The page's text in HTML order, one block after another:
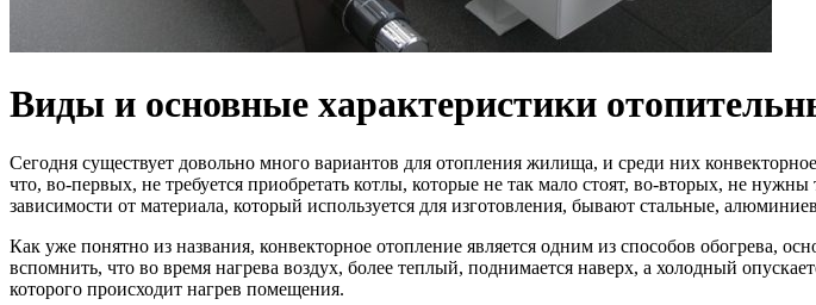
Виды и основные характеристики
Сегодня существует довольно много вариантов для отопления жилища, и среди них
что, во-первых, не требуется приобретать котлы, которые не так мало стоят, во-вторых, не
зависимости от материала, который используется для изготовления, бывают стальные,
Как уже понятно из названия, конвекторное отопление является одним из способов обогрева,
вспомнить, что во время нагрева воздух, более теплый, поднимается наверх, а холодный
которого происходит нагрев помещения.